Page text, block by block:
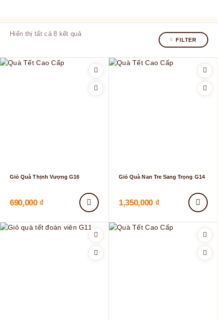
Hiển thị tất cả 8 kết quả
FILTER
Giỏ Quà Thịnh Vượng G16
690,000 ₫
Giỏ Quà Nan Tre Sang Trọng G14
1,350,000 ₫